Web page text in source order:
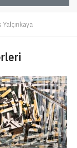
Yalçınkaya